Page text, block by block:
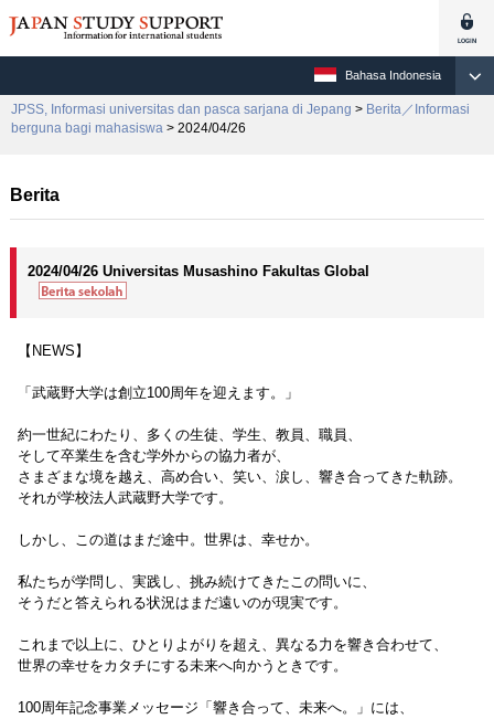
Bahasa Indonesia
JPSS, Informasi universitas dan pasca sarjana di Jepang > Berita／Informasi
berguna bagi mahasiswa > 2024/04/26
Berita
2024/04/26 Universitas Musashino Fakultas Global
【NEWS】
「武蔵野大学は創立100周年を迎えます。」
約一世紀にわたり、多くの生徒、学生、教員、職員、
そして卒業生を含む学外からの協力者が、
さまざまな境を越え、高め合い、笑い、涙し、響き合ってきた軌跡。
それが学校法人武蔵野大学です。
しかし、この道はまだ途中。世界は、幸せか。
私たちが学問し、実践し、挑み続けてきたこの問いに、
そうだと答えられる状況はまだ遠いのが現実です。
これまで以上に、ひとりよがりを超え、異なる力を響き合わせて、
世界の幸せをカタチにする未来へ向かうときです。
100周年記念事業メッセージ「響き合って、未来へ。」には、